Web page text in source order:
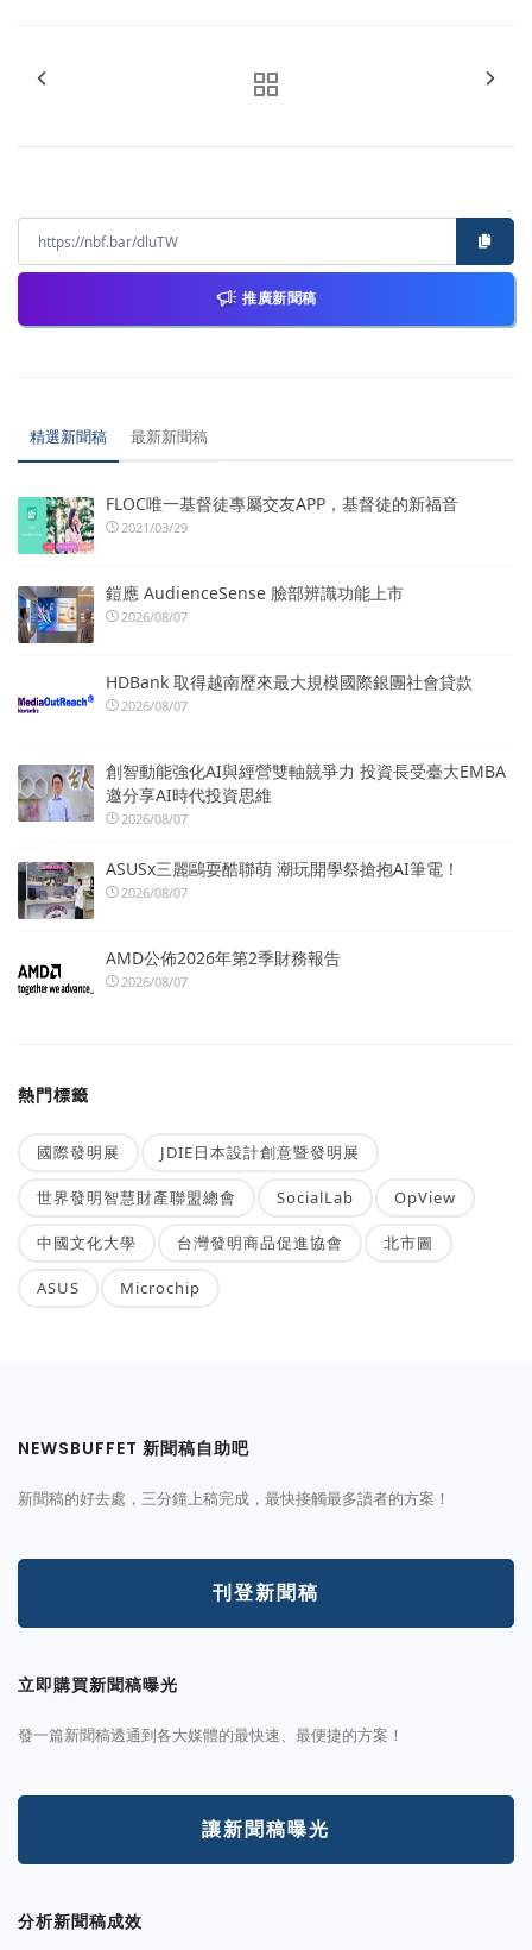
推廣新聞稿
精選新聞稿 最新新聞稿
FLOC唯一基督徒專屬交友APP，基督徒的新福音
2021/03/29
鎧應 AudienceSense 臉部辨識功能上市
2026/08/07
HDBank 取得越南歷來最大規模國際銀團社會貸款
2026/08/07
創智動能強化AI與經營雙軸競爭力 投資長受臺大EMBA
邀分享AI時代投資思維
2026/08/07
ASUSx三麗鷗耍酷聯萌 潮玩開學祭搶抱AI筆電！
2026/08/07
AMD公佈2026年第2季財務報告
2026/08/07
熱門標籤
國際發明展 JDIE日本設計創意暨發明展
世界發明智慧財產聯盟總會 SocialLab OpView
中國文化大學 台灣發明商品促進協會 北市圖
ASUS Microchip
NEWSBUFFET 新聞稿自助吧
新聞稿的好去處，三分鐘上稿完成，最快接觸最多讀者的方案！
刊登新聞稿
立即購買新聞稿曝光
發一篇新聞稿透通到各大媒體的最快速、最便捷的方案！
讓新聞稿曝光
分析新聞稿成效